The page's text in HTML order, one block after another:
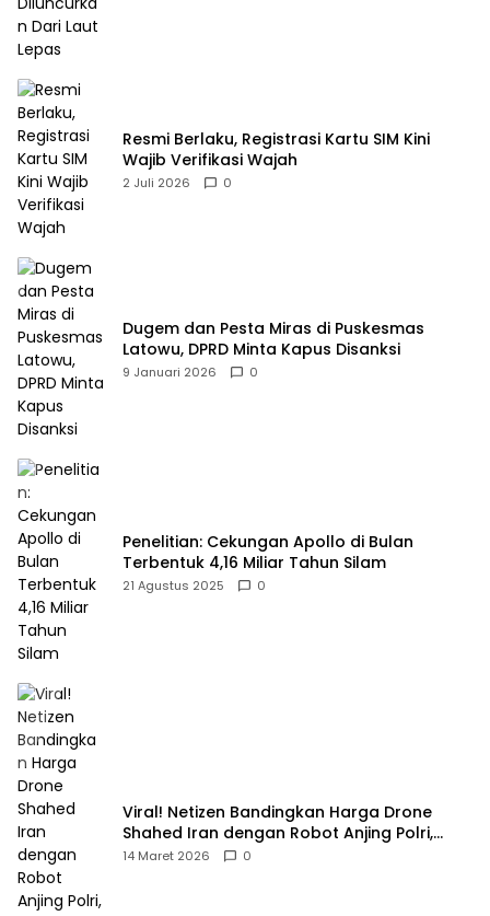
Resmi Berlaku, Registrasi Kartu SIM Kini
Wajib Verifikasi Wajah
2 Juli 2026 0
Dugem dan Pesta Miras di Puskesmas
Latowu, DPRD Minta Kapus Disanksi
9 Januari 2026 0
Penelitian: Cekungan Apollo di Bulan
Terbentuk 4,16 Miliar Tahun Silam
21 Agustus 2025 0
Viral! Netizen Bandingkan Harga Drone
Shahed Iran dengan Robot Anjing Polri,
Selisihnya Capai 5 Kali Lipat
14 Maret 2026 0